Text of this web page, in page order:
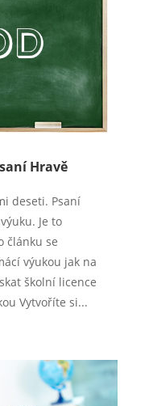
Hravě
deseti. Psaní
Je to
článku se
výukou jak na
školní licence
Vytvoříte si...